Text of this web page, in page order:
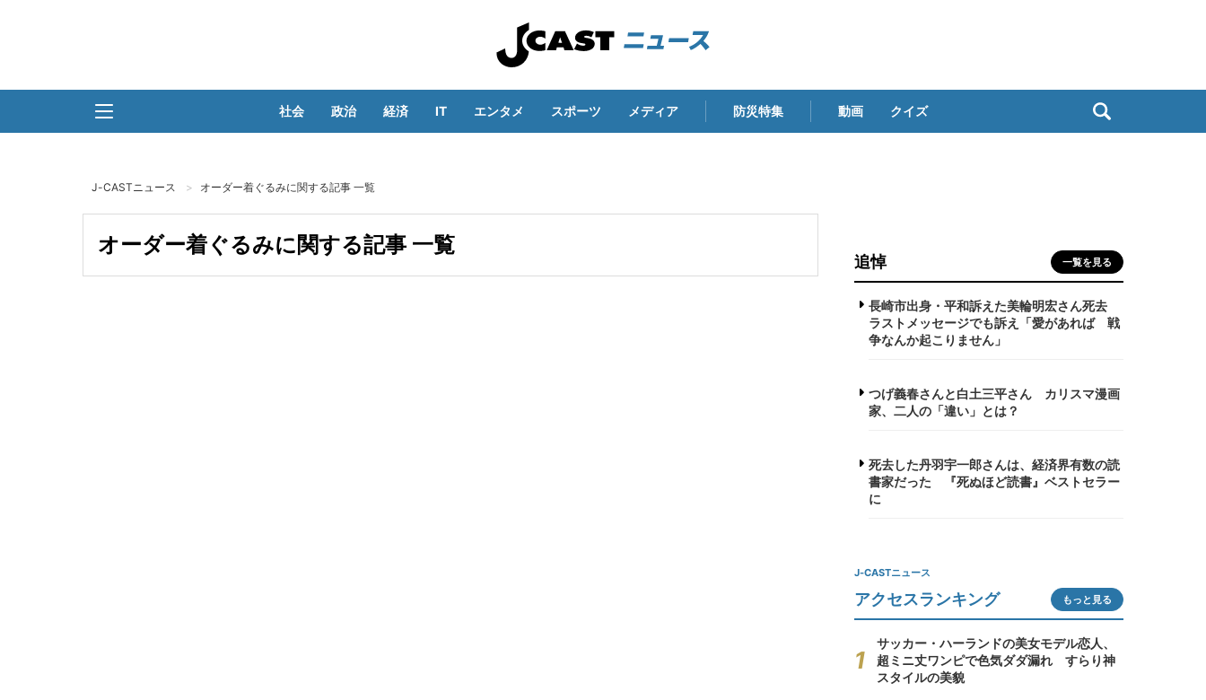
社会 政治 経済 IT エンタメ スポーツ メディア 防災特集 動画 クイズ
J-CASTニュース オーダー着ぐるみに関する記事 一覧
オーダー着ぐるみに関する記事 一覧
追悼 一覧を見る
長崎市出身・平和訴えた美輪明宏さん死去
ラストメッセージでも訴え「愛があれば 戦
争なんか起こりません」
つげ義春さんと白土三平さん カリスマ漫画
家、二人の「違い」とは？
死去した丹羽宇一郎さんは、経済界有数の読
書家だった 『死ぬほど読書』ベストセラー
に
J-CASTニュース
アクセスランキング もっと見る
サッカー・ハーランドの美女モデル恋人、
超ミニ丈ワンピで色気ダダ漏れ すらり神
スタイルの美貌